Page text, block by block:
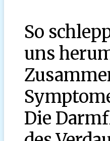
So
uns
Die